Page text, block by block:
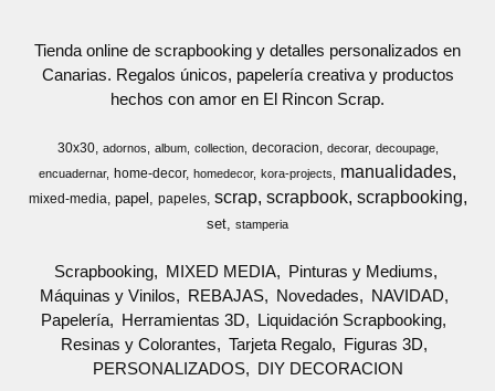
Tienda online de scrapbooking y detalles personalizados en
Canarias. Regalos únicos, papelería creativa y productos
hechos con amor en El Rincon Scrap.
30x30 adornos album collection decoracion decorar
decoupage
encuadernar
home-decor homedecor kora-projects manualidades
mixed-media papel papeles scrap scrapbook scrapbooking
set stamperia
Scrapbooking MIXED MEDIA
Pinturas y Mediums
Máquinas y Vinilos
REBAJAS Novedades
NAVIDAD
Papelería
Herramientas 3D
Liquidación Scrapbooking
Resinas y Colorantes
Tarjeta Regalo
Figuras 3D
PERSONALIZADOS
DIY DECORACION